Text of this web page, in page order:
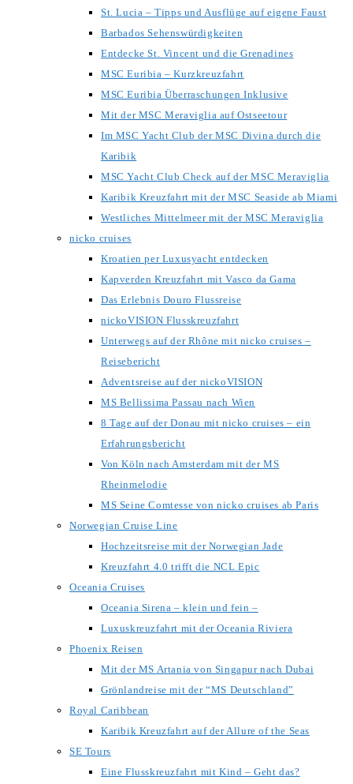
St. Lucia – Tipps und Ausflüge auf eigene Faust
Barbados Sehenswürdigkeiten
Entdecke St. Vincent und die Grenadines
MSC Euribia – Kurzkreuzfahrt
MSC Euribia Überraschungen Inklusive
Mit der MSC Meraviglia auf Ostseetour
Im MSC Yacht Club der MSC Divina durch die
Karibik
MSC Yacht Club Check auf der MSC Meraviglia
Karibik Kreuzfahrt mit der MSC Seaside ab Miami
Westliches Mittelmeer mit der MSC Meraviglia
nicko cruises
Kroatien per Luxusyacht entdecken
Kapverden Kreuzfahrt mit Vasco da Gama
Das Erlebnis Douro Flussreise
nickoVISION Flusskreuzfahrt
Unterwegs auf der Rhône mit nicko cruises –
Reisebericht
Adventsreise auf der nickoVISION
MS Bellissima Passau nach Wien
8 Tage auf der Donau mit nicko cruises – ein
Erfahrungsbericht
Von Köln nach Amsterdam mit der MS
Rheinmelodie
MS Seine Comtesse von nicko cruises ab Paris
Norwegian Cruise Line
Hochzeitsreise mit der Norwegian Jade
Kreuzfahrt 4.0 trifft die NCL Epic
Oceania Cruises
Oceania Sirena – klein und fein –
Luxuskreuzfahrt mit der Oceania Riviera
Phoenix Reisen
Mit der MS Artania von Singapur nach Dubai
Grönlandreise mit der “MS Deutschland”
Royal Caribbean
Karibik Kreuzfahrt auf der Allure of the Seas
SE Tours
Eine Flusskreuzfahrt mit Kind – Geht das?